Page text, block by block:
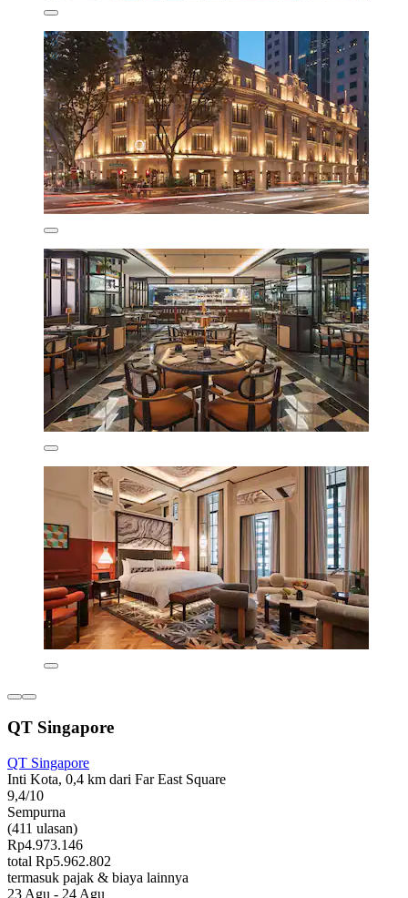
QT Singapore
QT Singapore
Inti Kota, 0,4 km dari Far East Square
9,4/10
Sempurna
(411 ulasan)
Rp4.973.146
total Rp5.962.802
termasuk pajak & biaya lainnya
23 Agu - 24 Agu